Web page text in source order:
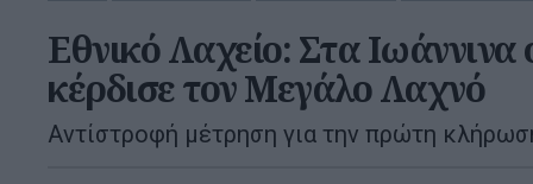
Εθνικό Λαχείο: Στα
κέρδισε τον Μεγάλο Λαχνό
Αντίστροφή μέτρηση για την πρώτη